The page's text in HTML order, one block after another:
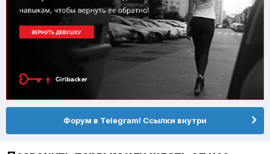
Форум в Telegram! Ссылки внутри